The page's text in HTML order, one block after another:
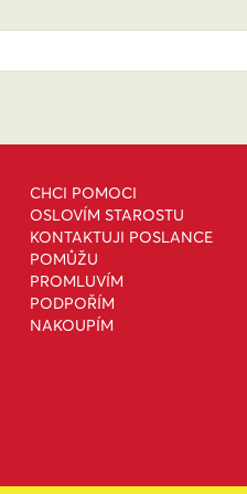
CHCI POMOCI
OSLOVÍM STAROSTU
KONTAKTUJI POSLANCE
POMŮŽU
PROMLUVÍM
PODPOŘÍM
NAKOUPÍM